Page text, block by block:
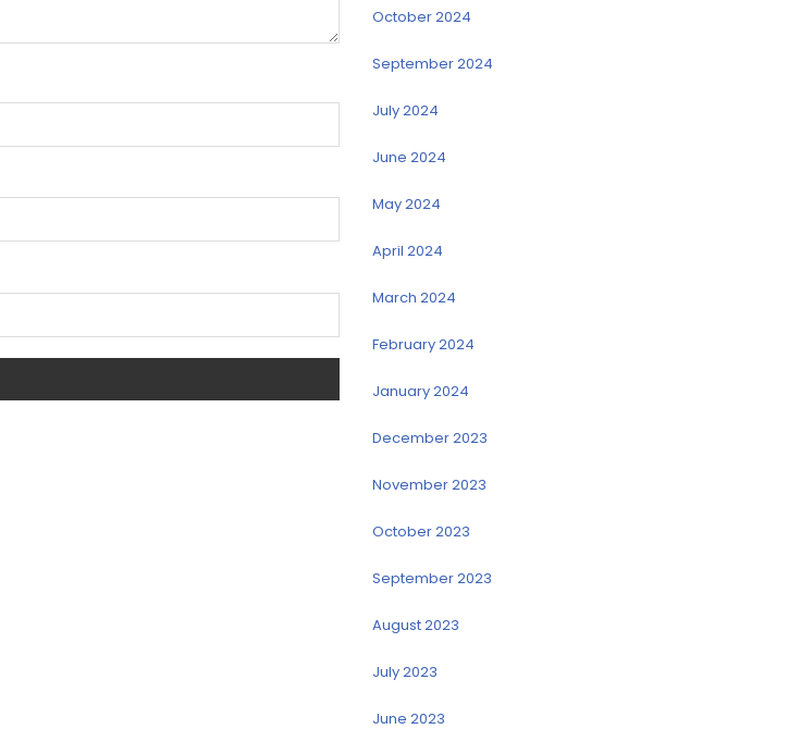
October 2024
September 2024
July 2024
June 2024
May 2024
April 2024
March 2024
February 2024
January 2024
December 2023
November 2023
October 2023
September 2023
August 2023
July 2023
June 2023